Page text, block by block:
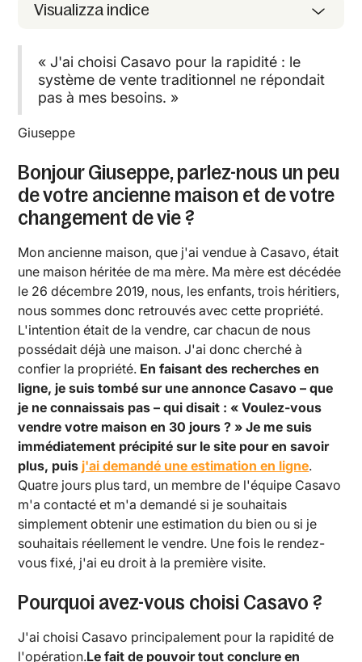
Visualizza indice
« J'ai choisi Casavo pour la rapidité : le
système de vente traditionnel ne répondait
pas à mes besoins. »
Giuseppe
Bonjour Giuseppe, parlez-nous un peu
de votre ancienne maison et de votre
changement de vie ?
Mon ancienne maison, que j'ai vendue à Casavo, était
une maison héritée de ma mère. Ma mère est décédée
le 26 décembre 2019, nous, les enfants, trois héritiers,
nous sommes donc retrouvés avec cette propriété.
L'intention était de la vendre, car chacun de nous
possédait déjà une maison. J'ai donc cherché à
confier la propriété. En faisant des recherches en
ligne, je suis tombé sur une annonce Casavo – que
je ne connaissais pas – qui disait : « Voulez-vous
vendre votre maison en 30 jours ? » Je me suis
immédiatement précipité sur le site pour en savoir
plus, puis j'ai demandé une estimation en ligne.
Quatre jours plus tard, un membre de l'équipe Casavo
m'a contacté et m'a demandé si je souhaitais
simplement obtenir une estimation du bien ou si je
souhaitais réellement le vendre. Une fois le rendez-
vous fixé, j'ai eu droit à la première visite.
Pourquoi avez-vous choisi Casavo ?
J'ai choisi Casavo principalement pour la rapidité de
l'opération.Le fait de pouvoir tout conclure en